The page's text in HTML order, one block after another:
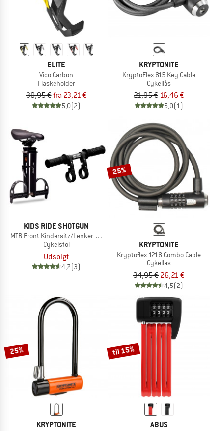
ELITE
Vico Carbon
Flaskeholder
30,95 €fra 23,21 €
5,0(2)
KRYPTONITE
KryptoFlex 815 Key Cable
Cykellås
21,95 € 16,46 €
5,0(1)
KIDS RIDE SHOTGUN
MTB Front Kindersitz/Lenker Combo Set
Cykelstol
Udsolgt
4,7(3)
25%
KRYPTONITE
Kryptoflex 1218 Combo Cable
Cykellås
34,95 € 26,21 €
4,5(2)
25%
KRYPTONITE
til 15%
ABUS